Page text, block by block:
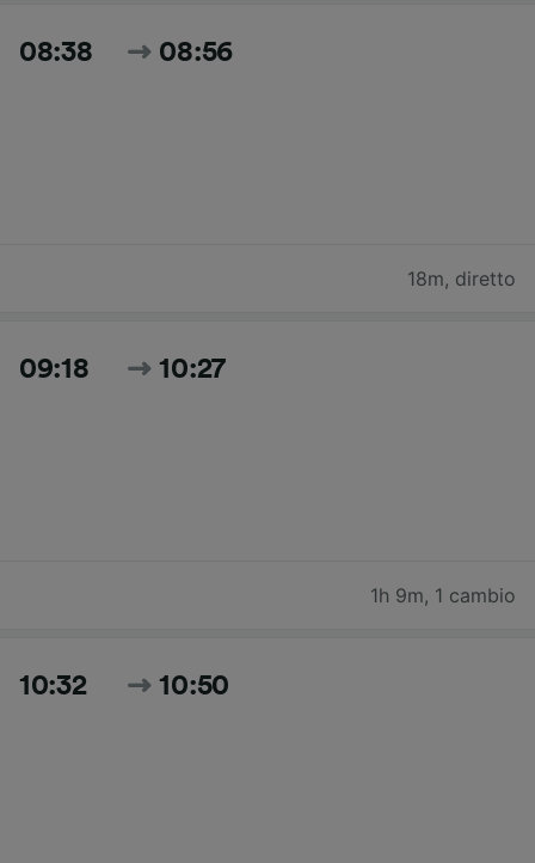
08:38 08:56
18m, diretto
09:18 10:27
1h 9m, 1 cambio
10:32 10:50